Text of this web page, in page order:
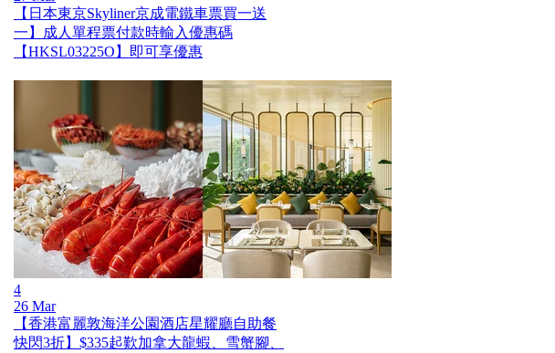
【日本東京Skyliner京成電鐵車票買一送
一】成人單程票付款時輸入優惠碼
【HKSL03225O】即可享優惠
4
26 Mar
【香港富麗敦海洋公園酒店星耀廳自助餐
快閃3折】$335起歎加拿大龍蝦、雪蟹腳、